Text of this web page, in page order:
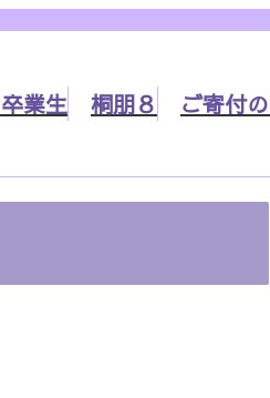
卒業生 桐朋８ ご寄付の